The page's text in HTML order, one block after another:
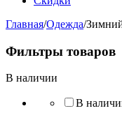
Главная/Одежда/
Фильтры товаров
В наличии
В